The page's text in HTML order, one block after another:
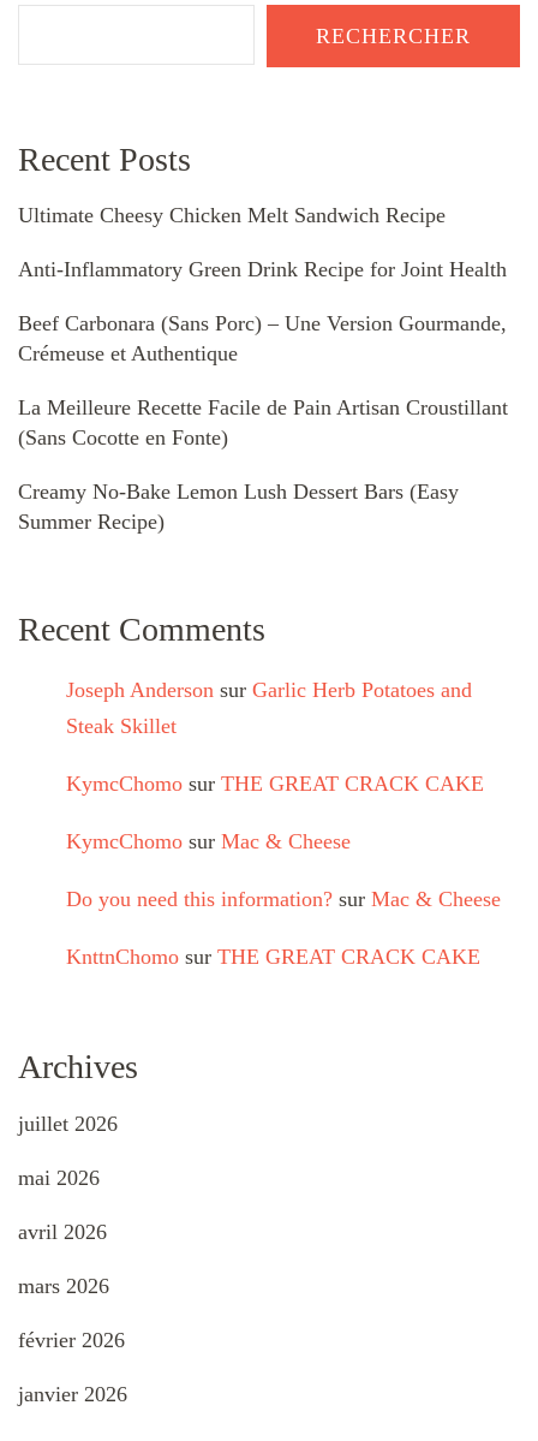
RECHERCHER
Recent Posts
Ultimate Cheesy Chicken Melt Sandwich Recipe
Anti-Inflammatory Green Drink Recipe for Joint Health
Beef Carbonara (Sans Porc) – Une Version Gourmande,
Crémeuse et Authentique
La Meilleure Recette Facile de Pain Artisan Croustillant
(Sans Cocotte en Fonte)
Creamy No-Bake Lemon Lush Dessert Bars (Easy
Summer Recipe)
Recent Comments
Joseph Anderson sur Garlic Herb Potatoes and
Steak Skillet
KymcChomo sur THE GREAT CRACK CAKE
KymcChomo sur Mac & Cheese
Do you need this information? sur Mac & Cheese
KnttnChomo sur THE GREAT CRACK CAKE
Archives
juillet 2026
mai 2026
avril 2026
mars 2026
février 2026
janvier 2026